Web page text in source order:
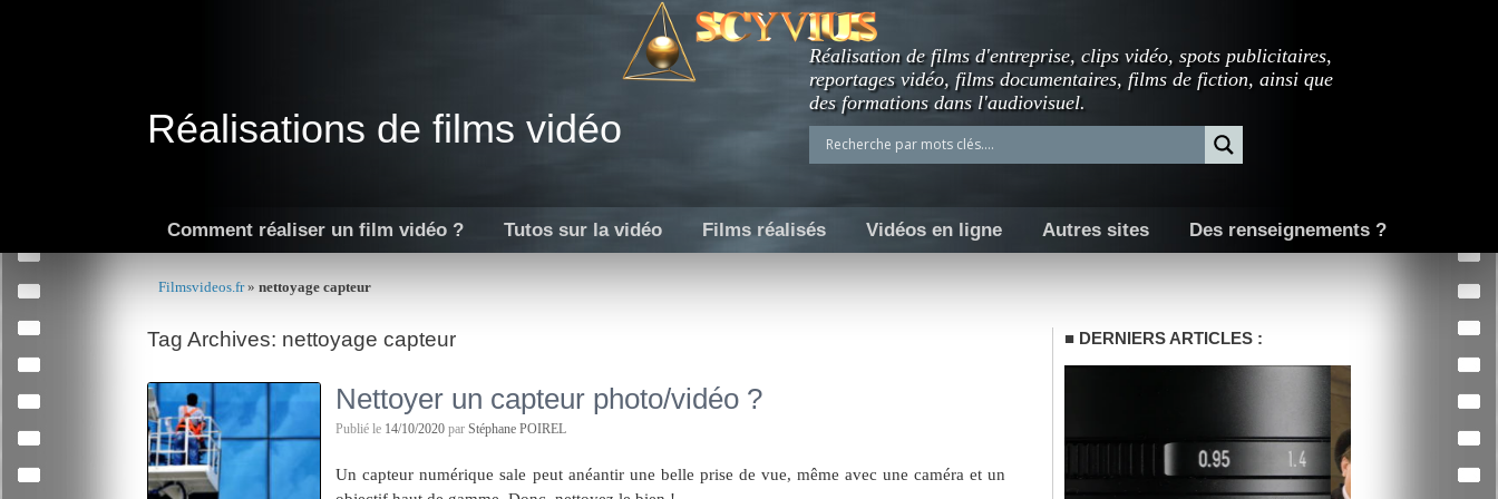
Réalisations de films vidéo
Réalisation de films d'entreprise, clips vidéo, spots publicitaires,
reportages vidéo, films documentaires, films de fiction, ainsi que
des formations dans l'audiovisuel.
Comment réaliser un film vidéo ? Tutos sur la vidéo Films réalisés Vidéos en ligne Autres sites Des renseignements ?
Filmsvideos.fr» nettoyage capteur
Tag Archives: nettoyage capteur
Nettoyer un capteur photo/vidéo ?
Publié le 14/10/2020 parStéphane POIREL
Un capteur numérique sale peut anéantir une belle prise de vue, même avec une caméra et un
DERNIERS ARTICLES :